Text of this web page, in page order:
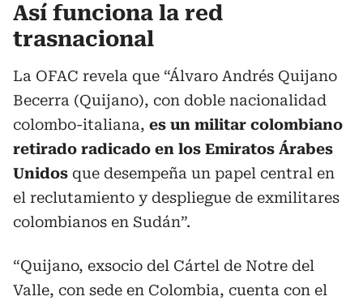
Así funciona la red
trasnacional
La OFAC revela que “Álvaro Andrés Quijano
Becerra (Quijano), con doble nacionalidad
colombo-italiana, es un militar colombiano
retirado radicado en los Emiratos Árabes
Unidos que desempeña un papel central en
el reclutamiento y despliegue de exmilitares
colombianos en Sudán”.
“Quijano, exsocio del Cártel de Notre del
Valle, con sede en Colombia, cuenta con el